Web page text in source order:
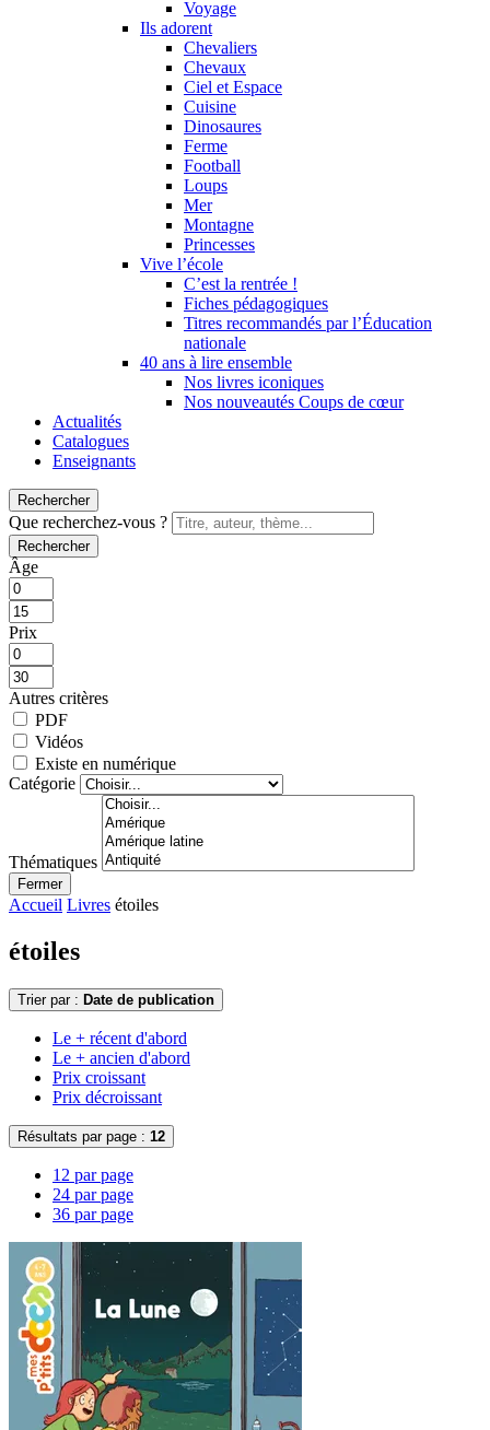
Voyage
Ils adorent
Chevaliers
Chevaux
Ciel et Espace
Cuisine
Dinosaures
Ferme
Football
Loups
Mer
Montagne
Princesses
Vive l’école
C’est la rentrée !
Fiches pédagogiques
Titres recommandés par l’Éducation
nationale
40 ans à lire ensemble
Nos livres iconiques
Nos nouveautés Coups de cœur
Actualités
Catalogues
Enseignants
Rechercher
Que recherchez-vous ?
Rechercher
Âge
Prix
Autres critères
PDF
Vidéos
Existe en numérique
Catégorie
Thématiques
Fermer
Accueil Livres étoiles
étoiles
Trier par : Date de publication
Le + récent d'abord
Le + ancien d'abord
Prix croissant
Prix décroissant
Résultats par page : 12
12 par page
24 par page
36 par page